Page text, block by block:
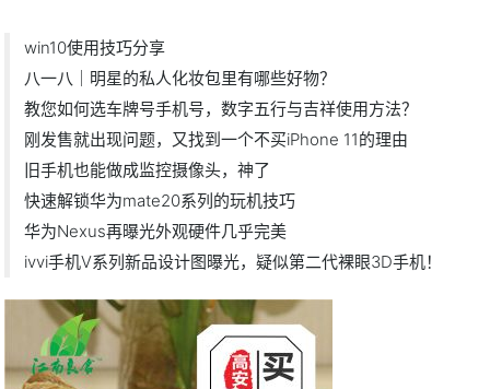
win10使用技巧分享
八一八｜明星的私人化妆包里有哪些好物？
教您如何选车牌号手机号，数字五行与吉祥使用方法？
刚发售就出现问题，又找到一个不买iPhone 11的理由
旧手机也能做成监控摄像头，神了
快速解锁华为mate20系列的玩机技巧
华为Nexus再曝光外观硬件几乎完美
ivvi手机V系列新品设计图曝光，疑似第二代裸眼3D手机！